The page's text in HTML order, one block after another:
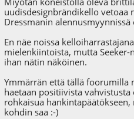
uudisdesignbrändikello vetoaa
Dressmanin
En näe noissa
mielenkiintoista, mutta
ihan nätin näköinen.
Ymmärrän että tällä foorumilla
haetaan positiivista
rohkaisua
kohdin saa :-)